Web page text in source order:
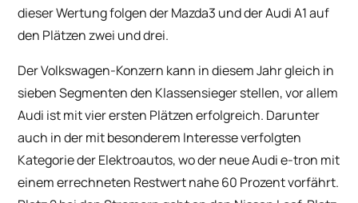
dieser Wertung folgen der Mazda3 und der Audi A1 auf
den Plätzen zwei und drei.
Der Volkswagen-Konzern kann in diesem Jahr gleich in
sieben Segmenten den Klassensieger stellen, vor allem
Audi ist mit vier ersten Plätzen erfolgreich. Darunter
auch in der mit besonderem Interesse verfolgten
Kategorie der Elektroautos, wo der neue Audi e-tron mit
einem errechneten Restwert nahe 60 Prozent vorfährt.